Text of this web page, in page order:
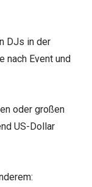
DJs in der
nach Event und
oder großen
US-Dollar